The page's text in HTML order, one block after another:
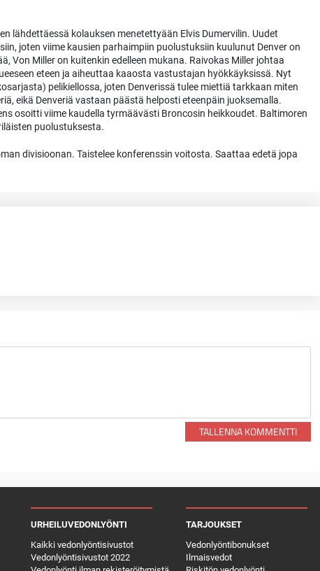
lähdettäessä kolauksen menetettyään Elvis Dumervilin. Uudet
joten viime kausien parhaimpiin puolustuksiin kuulunut Denver on
Von Miller on kuitenkin edelleen mukana. Raivokas Miller johtaa
eteen ja aiheuttaa kaaosta vastustajan hyökkäyksissä. Nyt
pelikiellossa, joten Denverissä tulee miettiä tarkkaan miten
eikä Denveriä vastaan päästä helposti eteenpäin juoksemalla.
osoitti viime kaudella tyrmäävästi Broncosin heikkoudet. Baltimoren
puolustuksesta.
divisioonan. Taistelee konferenssin voitosta. Saattaa edetä jopa
TALLENNA KOMMENTTI
URHEILUVEDONLYÖNTI
Kaikki vedonlyöntisivustot
Vedonlyöntisivustot 2022
TARJOUKSET
Vedonlyöntibonukset
Ilmaisvedot